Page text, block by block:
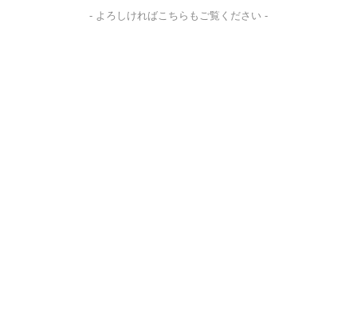
- よろしければこちらもご覧ください -